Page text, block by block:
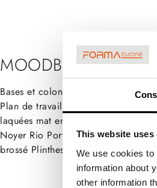
This website uses
We use cookies
information about
other information
MOODBOARD
Bases et colonnes en Noyer Rio
Plan de travail et dos en Quartz
laquées mat en Tortora Nevada
Noyer Rio Portes en Teck noir
brossé Plinthes en Ardoise